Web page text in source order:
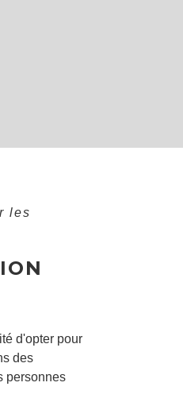
les
d'opter pour
des
personnes